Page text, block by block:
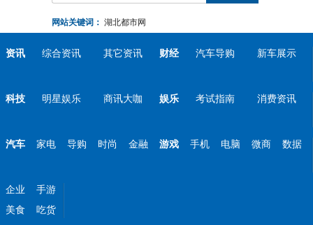
网站关键词： 湖北都市网
资讯 综合资讯 其它资讯 财经 汽车导购 新车展示
科技 明星娱乐 商讯大咖 娱乐 考试指南 消费资讯
汽车 家电 导购 时尚 金融 游戏 手机 电脑 微商 数据
企业
手游
美食
吃货